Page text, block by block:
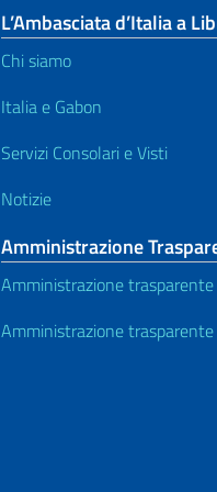
L’Ambasciata d’Italia a
Chi siamo
Italia e Gabon
Servizi Consolari e Visti
Notizie
Amministrazione
Amministrazione
Amministrazione trasparente